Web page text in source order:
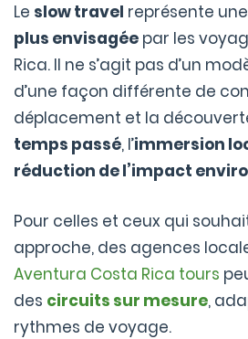
Le slow travel représente une
plus envisagée par les
Rica. Il ne s’agit pas d’un
d’une façon différente de
déplacement et la
temps passé, l’immersion
réduction de l’impact
Pour celles et ceux qui
approche, des agences
Aventura Costa Rica tours
des circuits sur mesure,
rythmes de voyage.